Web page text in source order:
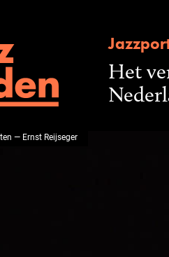
Het
— Ernst Reijseger